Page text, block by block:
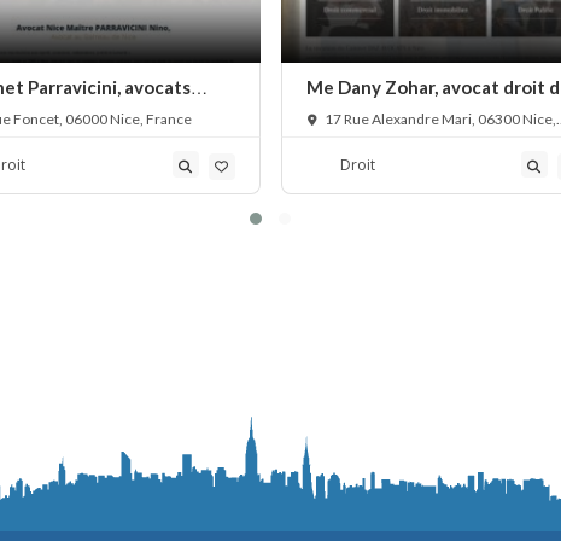
Parravicini, avocats
Foncet, 06000 Nice, France
Me Dany Zohar, avocat droit de
la famille
17 Rue Alexandre Mari, 06300 Nice,
Droit